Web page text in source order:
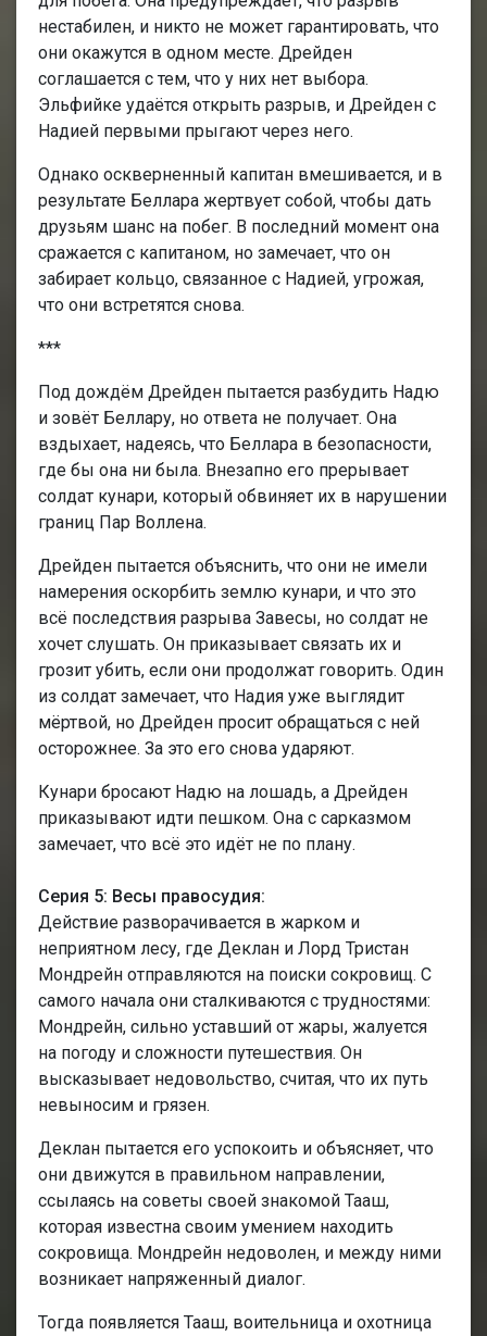
нестабилен, и никто не может гарантировать, что
они окажутся в одном месте. Дрейден
соглашается с тем, что у них нет выбора.
Эльфийке удаётся открыть разрыв, и Дрейден с
Надией первыми прыгают через него.
Однако оскверненный капитан вмешивается, и в
результате Беллара жертвует собой, чтобы дать
друзьям шанс на побег. В последний момент она
сражается с капитаном, но замечает, что он
забирает кольцо, связанное с Надией, угрожая,
что они встретятся снова.
***
Под дождём Дрейден пытается разбудить Надю
и зовёт Беллару, но ответа не получает. Она
вздыхает, надеясь, что Беллара в безопасности,
где бы она ни была. Внезапно его прерывает
солдат кунари, который обвиняет их в нарушении
границ Пар Воллена.
Дрейден пытается объяснить, что они не имели
намерения оскорбить землю кунари, и что это
всё последствия разрыва Завесы, но солдат не
хочет слушать. Он приказывает связать их и
грозит убить, если они продолжат говорить. Один
из солдат замечает, что Надия уже выглядит
мёртвой, но Дрейден просит обращаться с ней
осторожнее. За это его снова ударяют.
Кунари бросают Надю на лошадь, а Дрейден
приказывают идти пешком. Она с сарказмом
замечает, что всё это идёт не по плану.
Серия 5: Весы правосудия:
Действие разворачивается в жарком и
неприятном лесу, где Деклан и Лорд Тристан
Мондрейн отправляются на поиски сокровищ. С
самого начала они сталкиваются с трудностями:
Мондрейн, сильно уставший от жары, жалуется
на погоду и сложности путешествия. Он
высказывает недовольство, считая, что их путь
невыносим и грязен.
Деклан пытается его успокоить и объясняет, что
они движутся в правильном направлении,
ссылаясь на советы своей знакомой Тааш,
которая известна своим умением находить
сокровища. Мондрейн недоволен, и между ними
возникает напряженный диалог.
Тогда появляется Тааш, воительница и охотница